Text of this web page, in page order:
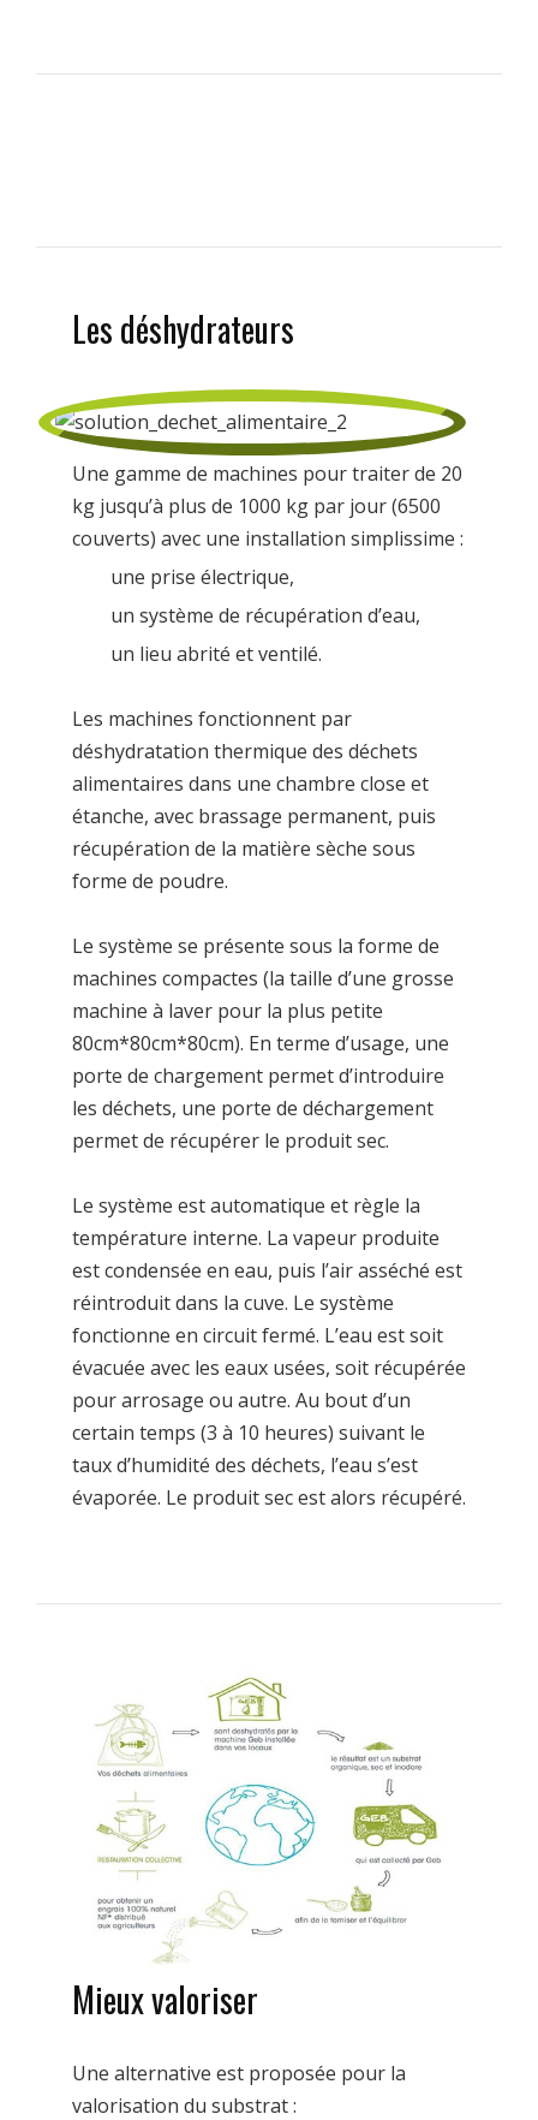
Les déshydrateurs
Une gamme de machines pour traiter de 20
kg jusqu’à plus de 1000 kg par jour (6500
couverts) avec une installation simplissime :
une prise électrique,
un système de récupération d’eau,
un lieu abrité et ventilé.
Les machines fonctionnent par
déshydratation thermique des déchets
alimentaires dans une chambre close et
étanche, avec brassage permanent, puis
récupération de la matière sèche sous
forme de poudre.
Le système se présente sous la forme de
machines compactes (la taille d’une grosse
machine à laver pour la plus petite
80cm*80cm*80cm). En terme d’usage, une
porte de chargement permet d’introduire
les déchets, une porte de déchargement
permet de récupérer le produit sec.
Le système est automatique et règle la
température interne. La vapeur produite
est condensée en eau, puis l’air asséché est
réintroduit dans la cuve. Le système
fonctionne en circuit fermé. L’eau est soit
évacuée avec les eaux usées, soit récupérée
pour arrosage ou autre. Au bout d’un
certain temps (3 à 10 heures) suivant le
taux d’humidité des déchets, l’eau s’est
évaporée. Le produit sec est alors récupéré.
Mieux valoriser
Une alternative est proposée pour la
valorisation du substrat :